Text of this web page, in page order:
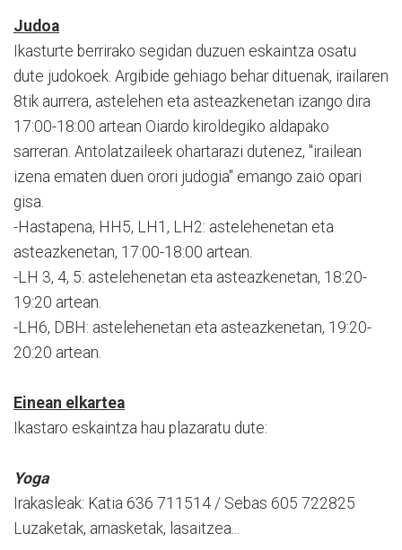
Judoa
Ikasturte berrirako segidan duzuen eskaintza osatu
dute judokoek. Argibide gehiago behar dituenak, irailaren
8tik aurrera, astelehen eta asteazkenetan izango dira
17:00-18:00 artean Oiardo kiroldegiko aldapako
sarreran. Antolatzaileek ohartarazi dutenez, "irailean
izena ematen duen orori judogia" emango zaio opari
gisa.
-Hastapena, HH5, LH1, LH2: astelehenetan eta
asteazkenetan, 17:00-18:00 artean.
-LH 3, 4, 5: astelehenetan eta asteazkenetan, 18:20-
19:20 artean.
-LH6, DBH: astelehenetan eta asteazkenetan, 19:20-
20:20 artean.
Einean elkartea
Ikastaro eskaintza hau plazaratu dute:
Yoga
Irakasleak: Katia 636 711514 / Sebas 605 722825
Luzaketak, arnasketak, lasaitzea...